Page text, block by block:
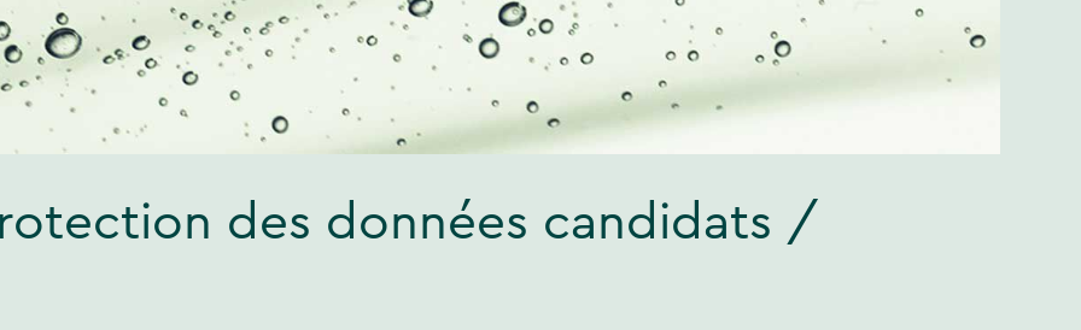
des données candidats /